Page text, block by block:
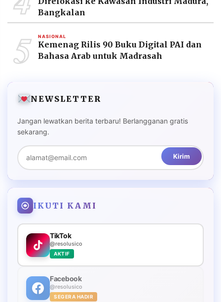
Bangkalan
5 NASIONAL
Kemenag Rilis 90 Buku Digital PAI dan
Bahasa Arab untuk Madrasah
NEWSLETTER
Jangan lewatkan berita terbaru! Berlangganan gratis
sekarang.
Kirim
IKUTI KAMI
TikTok
@resolusico
AKTIF
Facebook
@resolusico
SEGERA HADIR